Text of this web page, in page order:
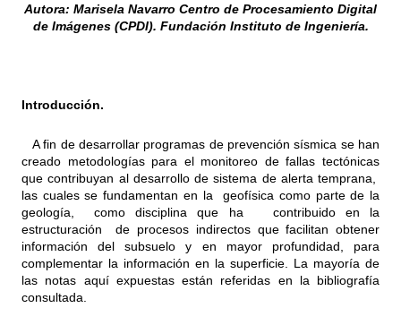
Autora: Marisela Navarro Centro de Procesamiento Digital
de Imágenes (CPDI). Fundación Instituto de Ingeniería.
Introducción.
A fin de desarrollar programas de prevención sísmica se han
creado metodologías para el monitoreo de fallas tectónicas
que contribuyan al desarrollo de sistema de alerta temprana,
las cuales se fundamentan en la geofísica como parte de la
geología, como disciplina que ha contribuido en la
estructuración de procesos indirectos que facilitan obtener
información del subsuelo y en mayor profundidad, para
complementar la información en la superficie. La mayoría de
las notas aquí expuestas están referidas en la bibliografía
consultada.